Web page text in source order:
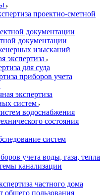
проектно-сметной
документации
документации
изысканий
экспертиза
для суда
приборов учета
экспертиза
систем
водоснабжения
состояния
систем
учета воды, газа, тепла
канализации
частного дома
общего пользования